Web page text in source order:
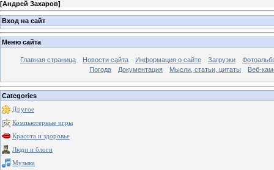
[Андрей Захаров]
Вход на сайт
Меню сайта
Главная страница Новости сайта Информация о сайте Загрузки
Погода
Документация Мысли, статьи, цитаты Веб-
Categories
Другое
Компьютерные игры
Красота и здоровье
Люди и блоги
Музыка